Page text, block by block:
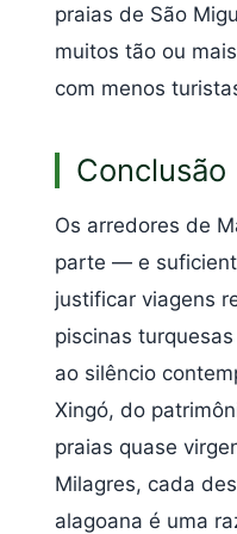
praias de São
muitos tão ou
com menos
Conclusão
Os arredores de
parte — e
justificar viagens
piscinas
ao silêncio
Xingó, do
praias quase
Milagres, cada
alagoana é uma